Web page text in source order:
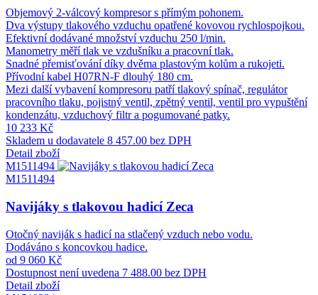
Objemový 2-válcový kompresor s přímým pohonem.
Dva výstupy tlakového vzduchu opatřené kovovou rychlospojkou.
Efektivní dodávané množství vzduchu 250 l/min.
Manometry měří tlak ve vzdušníku a pracovní tlak.
Snadné přemisťování díky dvěma plastovým kolům a rukojeti.
Přívodní kabel H07RN-F dlouhý 180 cm.
Mezi další vybavení kompresoru patří tlakový spínač, regulátor
pracovního tlaku, pojistný ventil, zpětný ventil, ventil pro vypuštění
kondenzátu, vzduchový filtr a pogumované patky.
10 233 Kč
Skladem u dodavatele 8 457.00 bez DPH
Detail zboží
M1511494
M1511494
Navijáky s tlakovou hadicí Zeca
Otočný naviják s hadicí na stlačený vzduch nebo vodu.
Dodáváno s koncovkou hadice.
od 9 060 Kč
Dostupnost není uvedena 7 488.00 bez DPH
Detail zboží